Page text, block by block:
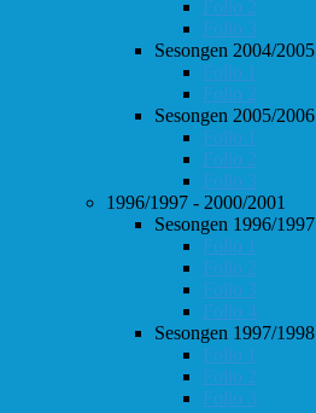
Follo 2
Follo 3
Sesongen 2004/2005
Follo 1
Follo 2
Sesongen 2005/2006
Follo 1
Follo 2
Follo 3
1996/1997 - 2000/2001
Sesongen 1996/1997
Follo 1
Follo 2
Follo 3
Follo 4
Sesongen 1997/1998
Follo 1
Follo 2
Follo 3